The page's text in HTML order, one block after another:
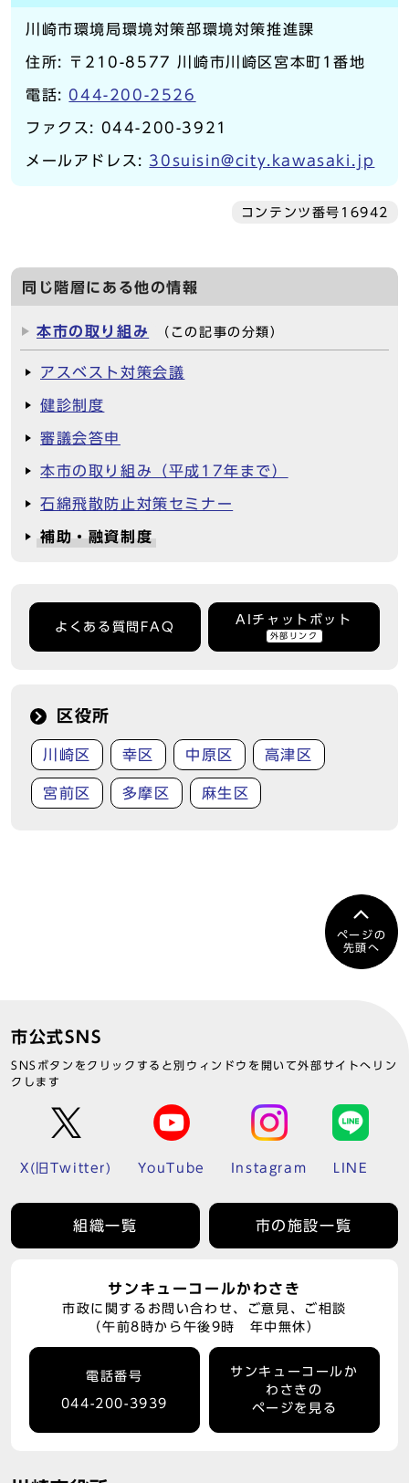
川崎市環境局環境対策部環境対策推進課
住所: 〒210-8577 川崎市川崎区宮本町1番地
電話: 044-200-2526
ファクス: 044-200-3921
メールアドレス: 30suisin@city.kawasaki.jp
コンテンツ番号16942
同じ階層にある他の情報
本市の取り組み （この記事の分類）
アスベスト対策会議
健診制度
審議会答申
本市の取り組み（平成17年まで）
石綿飛散防止対策セミナー
補助・融資制度
よくある質問FAQ
AIチャットボット
外部リンク
区役所
川崎区 幸区 中原区 高津区
宮前区 多摩区 麻生区
ページの
先頭へ
市公式SNS
SNSボタンをクリックすると別ウィンドウを開いて外部サイトへリン
クします
X(旧Twitter) YouTube Instagram LINE
組織一覧 市の施設一覧
サンキューコールかわさき
市政に関するお問い合わせ、ご意見、ご相談
（午前8時から午後9時 年中無休）
電話番号
044-200-3939
サンキューコールか
わさきの
ページを見る